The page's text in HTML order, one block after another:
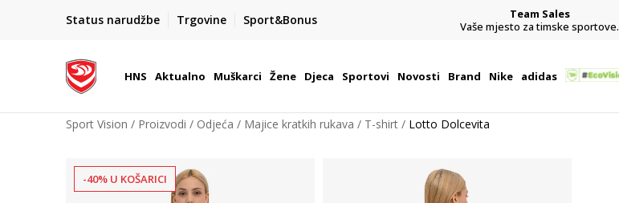
Status narudžbe Trgovine Sport&Bonus
BOX NOW
Dostava 1,50 €
| Više od 800 paketomata u Hrvatskoj
Team Sales
Vaše mjesto za timske sportove.
HNS Aktualno Muškarci Žene Djeca Sportovi Novosti Brand Nike adidas
Sport Vision Proizvodi Odjeća Majice kratkih rukava T-shirt Lotto Dolcevita
-40% U KOŠARICI